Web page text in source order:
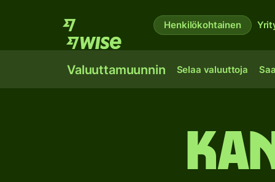
Henkilökohtainen
Valuuttamuunnin Selaa valuuttoja